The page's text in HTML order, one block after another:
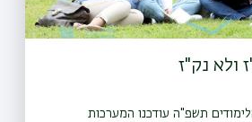
ולא נק"ז
תשפ"ה עודכנו המערכות